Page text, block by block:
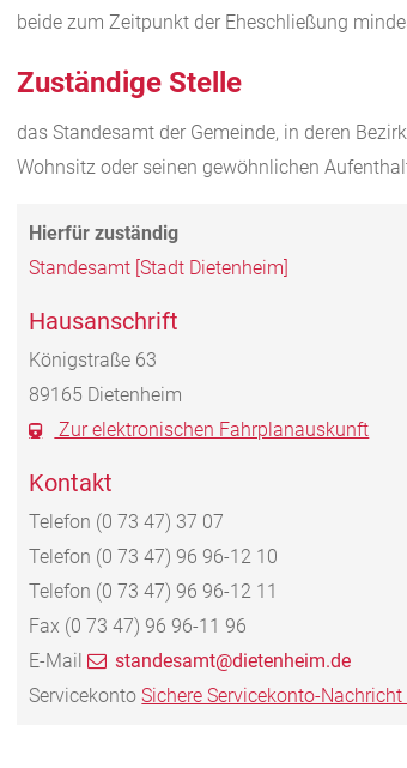
beide zum Zeitpunkt der Eheschließung
Zuständige Stelle
das Standesamt der Gemeinde, in deren
Wohnsitz oder seinen gewöhnlichen
Standesamt [Stadt Dietenheim]
Hausanschrift
Königstraße 63
89165 Dietenheim
Zur elektronischen Fahrplanauskunft
Kontakt
Telefon (0 73 47) 37 07
Telefon (0 73 47) 96 96-12 10
Telefon (0 73 47) 96 96-12 11
Fax (0 73 47) 96 96-11 96
E-Mail
standesamt@dietenheim.de
Servicekonto Sichere Servicekonto-